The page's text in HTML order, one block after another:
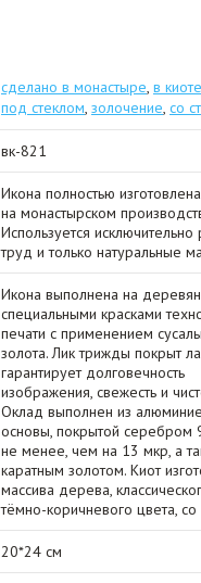
сделано в монастыре, в киоте
под стеклом, золочение, со
вк-821
Икона полностью
на монастырском
Используется исключительно
труд и только натуральные
Икона выполнена на
специальными красками
печати с применением
золота. Лик трижды покрыт
гарантирует долговечность
изображения, свежесть и
Оклад выполнен из
основы, покрытой серебром
не менее, чем на 13 мкр, а
каратным золотом. Киот
массива дерева,
тёмно-коричневого цвета, со
20*24 см